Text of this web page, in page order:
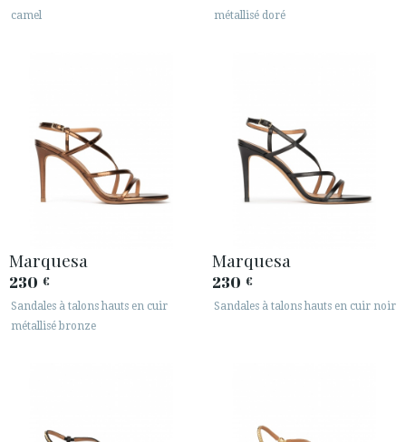
camel
métallisé doré
Marquesa
230 €
Sandales à talons hauts en cuir
métallisé bronze
Marquesa
230 €
Sandales à talons hauts en cuir noir